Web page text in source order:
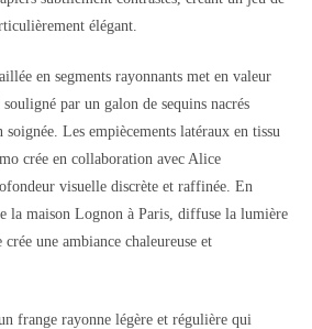
élégant.
en segments rayonnants met en valeur
par un galon de sequins nacrés
Les empiècements latéraux en tissu
crée en collaboration avec Alice
visuelle discrète et raffinée. En
la maison Lognon à Paris, diffuse la lumière
crée une ambiance chaleureuse et
frange rayonne légère et régulière qui